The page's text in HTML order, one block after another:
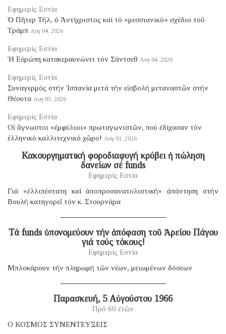
Εφημερίς Εστία
Ὁ Πῆτερ Τήλ, ὁ Ἀντίχριστος καί τό «μεσσιανικό» σχέδιο τοῦ
Τράμπ Αυγ 04, 2026
Εφημερίς Εστία
Ἡ Εὐρώπη κατακεραυνώνει τόν Σάντσεθ Αυγ 04, 2026
Εφημερίς Εστία
Συναγερμός στήν Ἱσπανία μετά τήν εἰσβολή μεταναστῶν στήν
Θέουτα Αυγ 03, 2026
Εφημερίς Εστία
Οἱ ἄγνωστοι «ἐμφύλιοι» πρωταγωνιστῶν, πού ἐδίχασαν τόν
ἑλληνικό καλλιτεχνικό χῶρο! Αυγ 01, 2026
Κακουργηματική φοροδιαφυγή κρύβει ἡ πώληση
δανείων σέ funds
Εφημερίς Εστία
Γιά «ἐλλιπέστατη καί ἀποπροσανατολιστική» ἀπάντηση στήν
Βουλή κατηγορεῖ τόν κ. Στουρνάρα
Τά funds ὑπονομεύουν τήν ἀπόφαση τοῦ Ἀρείου Πάγου
γιά τούς τόκους!
Εφημερίς Εστία
Μπλοκάρουν τήν πληρωμή τῶν νέων, μειωμένων δόσεων
Παρασκευή, 5 Αὐγούστου 1966
Πρό 60 ἐτῶν
Ο ΚΟΣΜΟΣ ΣΥΝΕΝΤΕΥΞΕΙΣ